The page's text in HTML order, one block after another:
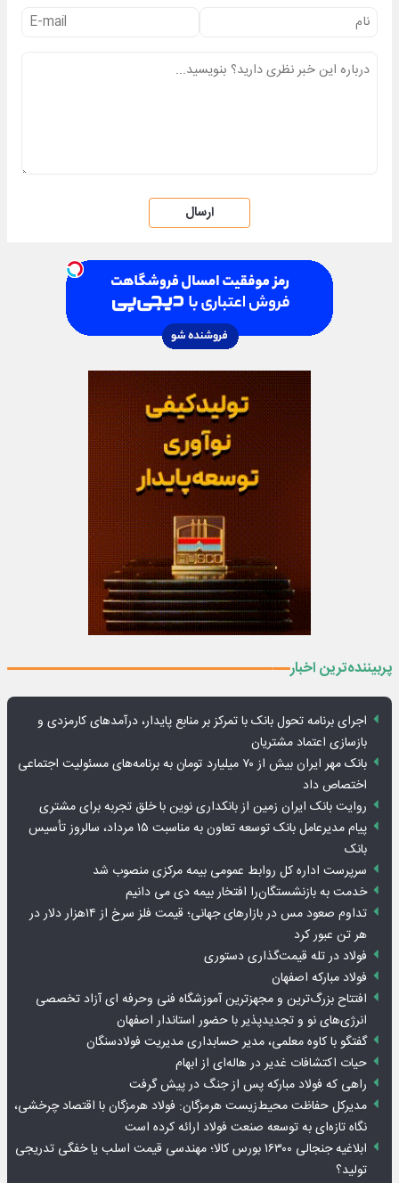
ارسال
پربیننده‌ترین اخبار
اجرای برنامه تحول بانک با تمرکز بر منابع پایدار، درآمدهای کارمزدی و
بازسازی اعتماد مشتریان
بانک مهر ایران بیش از ۷۰ میلیارد تومان به برنامه‌های مسئولیت اجتماعی
اختصاص داد
روایت بانک ایران زمین از بانکداری نوین با خلق تجربه برای مشتری
پیام مدیرعامل بانک توسعه تعاون به مناسبت ۱۵ مرداد، سالروز تأسیس
بانک
سرپرست اداره کل روابط عمومی بیمه مرکزی منصوب شد
خدمت به بازنشستگان‌را افتخار بیمه دی می دانیم
تداوم صعود مس در بازارهای جهانی؛ قیمت فلز سرخ از ۱۴هزار دلار در
هر تن عبور کرد
فولاد در تله قیمت‌گذاری دستوری
فولاد مبارکه اصفهان
افتتاح بزرگ‌ترین و مجهزترین آموزشگاه فنی وحرفه ای آزاد تخصصی
انرژی‌های نو و تجدیدپذیر با حضور استاندار اصفهان
گفتگو با کاوه معلمی، مدیر حسابداری مدیریت فولادسنگان
حیات اکتشافات غدیر در هاله‌ای از ابهام
راهی که فولاد مبارکه پس از جنگ در پیش گرفت
مدیرکل حفاظت محیط‌زیست هرمزگان: فولاد هرمزگان با اقتصاد چرخشی،
نگاه تازه‌ای به توسعه صنعت فولاد ارائه کرده است
ابلاغیه جنجالی ۱۶۳۰۰ بورس کالا؛ مهندسی قیمت اسلب یا خفگی تدریجی
تولید؟